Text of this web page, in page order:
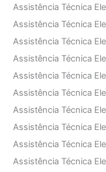
Assistência Técnica
Assistência Técnica
Assistência Técnica
Assistência Técnica
Assistência Técnica
Assistência Técnica
Assistência Técnica
Assistência Técnica
Assistência Técnica
Assistência Técnica